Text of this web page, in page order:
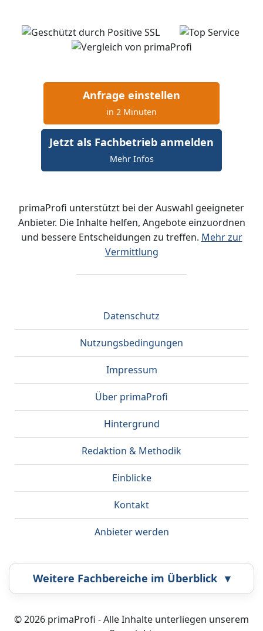
Anfrage einstellen
in 2 Minuten
Jetzt als Fachbetrieb anmelden
Mehr Infos
primaProfi unterstützt bei der Auswahl geeigneter
Anbieter. Die Inhalte helfen, Angebote einzuordnen
und bessere Entscheidungen zu treffen. Mehr zur
Vermittlung
Datenschutz
Nutzungsbedingungen
Impressum
Über primaProfi
Hintergrund
Redaktion & Methodik
Einblicke
Kontakt
Anbieter werden
Weitere Fachbereiche im Überblick ▾
Airbrush Bestatter
© 2026 primaProfi - Alle Inhalte unterliegen unserem